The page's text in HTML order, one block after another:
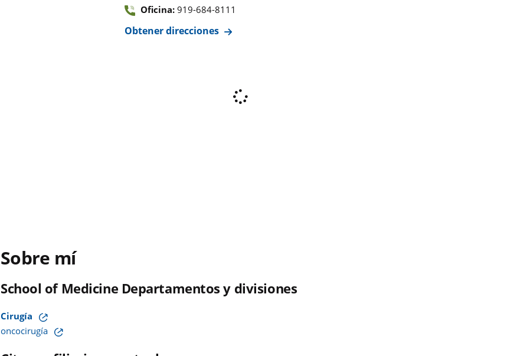
Oficina: 919-684-8111
Obtener direcciones
Sobre mí
School of Medicine Departamentos y divisiones
Cirugía
oncocirugía